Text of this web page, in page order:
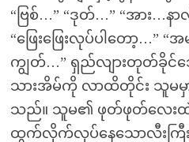
“ဗြစ်…” “ဒုတ်…” “အား…
“ဖြေးဖြေးလုပ်ပါတော့…”
ကျွတ်…” ရှည်လျားတုတ်ခိုင်
သားအိမ်ကို လာထိတိုင်း သူမမှ
သည်။ သူမ၏ ဖုတ်ဖုတ်လေး
ထွက်လိုက်လုပ်နေသောလီးကြီ